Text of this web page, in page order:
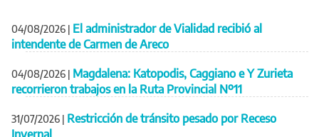
04/08/2026 | El administrador de Vialidad recibió al
intendente de Carmen de Areco
04/08/2026 | Magdalena: Katopodis, Caggiano e Y Zurieta
recorrieron trabajos en la Ruta Provincial Nº11
31/07/2026 | Restricción de tránsito pesado por Receso
Invernal